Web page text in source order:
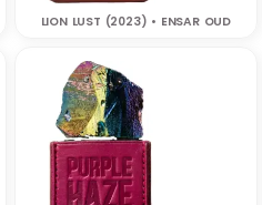
LION LUST (2023) • ENSAR OUD